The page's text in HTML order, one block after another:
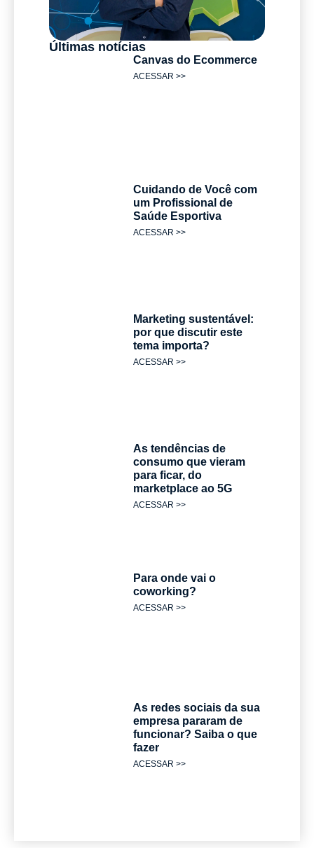
Últimas notícias
Canvas do Ecommerce
ACESSAR >>
Cuidando de Você com
um Profissional de
Saúde Esportiva
ACESSAR >>
Marketing sustentável:
por que discutir este
tema importa?
ACESSAR >>
As tendências de
consumo que vieram
para ficar, do
marketplace ao 5G
ACESSAR >>
Para onde vai o
coworking?
ACESSAR >>
As redes sociais da sua
empresa pararam de
funcionar? Saiba o que
fazer
ACESSAR >>